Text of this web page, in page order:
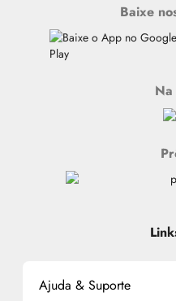
Baixe
Ajuda & Suporte